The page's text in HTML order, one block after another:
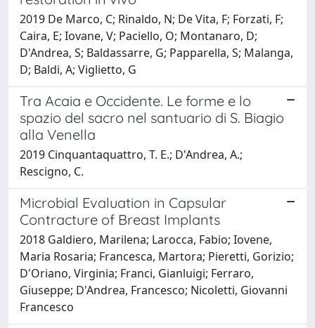
2019 De Marco, C; Rinaldo, N; De Vita, F; Forzati, F;
Caira, E; Iovane, V; Paciello, O; Montanaro, D;
D'Andrea, S; Baldassarre, G; Papparella, S; Malanga,
D; Baldi, A; Viglietto, G
Tra Acaia e Occidente. Le forme e lo
spazio del sacro nel santuario di S. Biagio
alla Venella
2019 Cinquantaquattro, T. E.; D'Andrea, A.;
Rescigno, C.
Microbial Evaluation in Capsular
Contracture of Breast Implants
2018 Galdiero, Marilena; Larocca, Fabio; Iovene,
Maria Rosaria; Francesca, Martora; Pieretti, Gorizio;
D'Oriano, Virginia; Franci, Gianluigi; Ferraro,
Giuseppe; D'Andrea, Francesco; Nicoletti, Giovanni
Francesco